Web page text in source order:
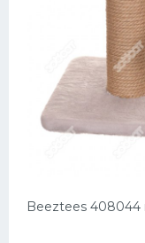
Beeztees 408044